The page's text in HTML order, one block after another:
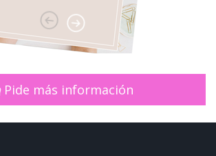
Pide más información